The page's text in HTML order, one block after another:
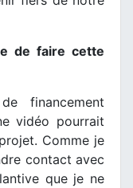
de faire cette
financement
vidéo pourrait
Comme je
contact avec
que je ne